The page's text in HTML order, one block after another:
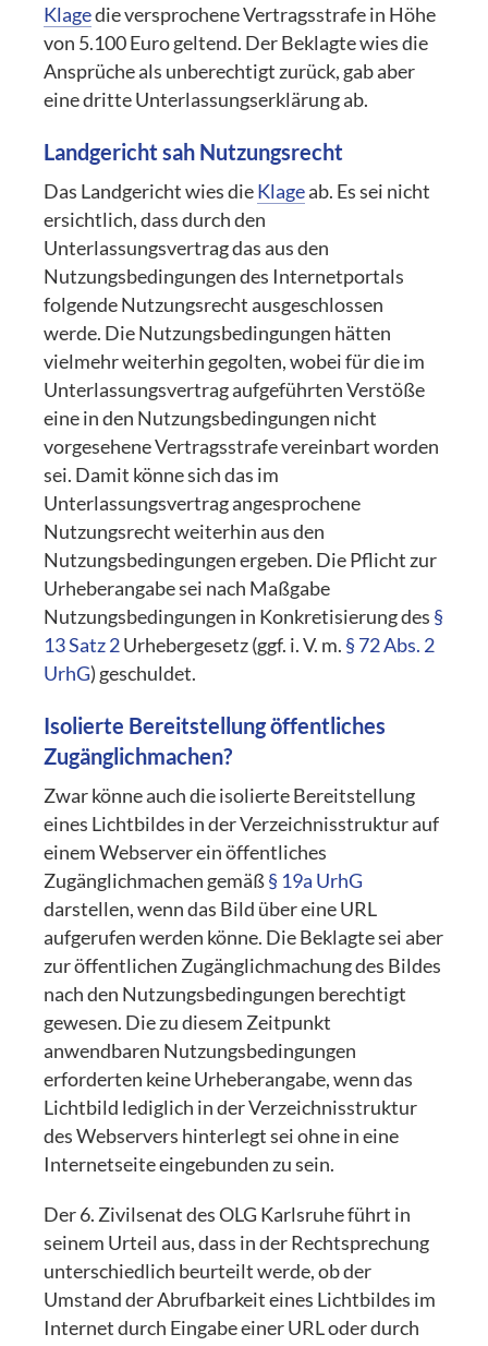
Klagedie versprochene Vertragsstrafe in Höhe
von 5.100 Euro geltend. Der Beklagte wies die
Ansprüche als unberechtigt zurück, gab aber
eine dritte Unterlassungserklärung ab.
Landgericht sah Nutzungsrecht
Das Landgericht wies dieKlageab. Es sei nicht
ersichtlich, dass durch den
Unterlassungsvertrag das aus den
Nutzungsbedingungen des Internetportals
folgende Nutzungsrecht ausgeschlossen
werde. Die Nutzungsbedingungen hätten
vielmehr weiterhin gegolten, wobei für die im
Unterlassungsvertrag aufgeführten Verstöße
eine in den Nutzungsbedingungen nicht
vorgesehene Vertragsstrafe vereinbart worden
sei. Damit könne sich das im
Unterlassungsvertrag angesprochene
Nutzungsrecht weiterhin aus den
Nutzungsbedingungen ergeben. Die Pflicht zur
Urheberangabe sei nach Maßgabe
Nutzungsbedingungen in Konkretisierung des §
13 Satz 2Urhebergesetz (ggf. i. V. m. § 72 Abs. 2
UrhG) geschuldet.
Isolierte Bereitstellung öffentliches
Zugänglichmachen?
Zwar könne auch die isolierte Bereitstellung
eines Lichtbildes in der Verzeichnisstruktur auf
einem Webserver ein öffentliches
Zugänglichmachen gemäß§ 19a UrhG
darstellen, wenn das Bild über eine URL
aufgerufen werden könne. Die Beklagte sei aber
zur öffentlichen Zugänglichmachung des Bildes
nach den Nutzungsbedingungen berechtigt
gewesen. Die zu diesem Zeitpunkt
anwendbaren Nutzungsbedingungen
erforderten keine Urheberangabe, wenn das
Lichtbild lediglich in der Verzeichnisstruktur
des Webservers hinterlegt sei ohne in eine
Internetseite eingebunden zu sein.
Der 6. Zivilsenat des OLG Karlsruhe führt in
seinem Urteil aus, dass in der Rechtsprechung
unterschiedlich beurteilt werde, ob der
Umstand der Abrufbarkeit eines Lichtbildes im
Internet durch Eingabe einer URL oder durch